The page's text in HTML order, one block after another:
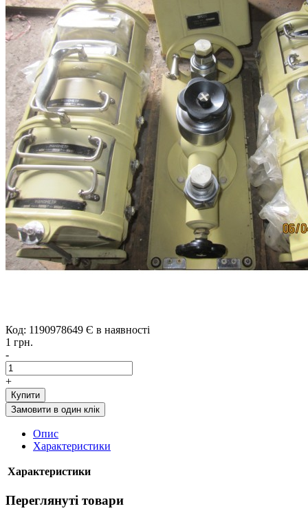
Код: 1190978649 Є в наявності
1 грн.
-
+
Купити
Замовити в один клік
Опис
Характеристики
Характеристики
Переглянуті товари